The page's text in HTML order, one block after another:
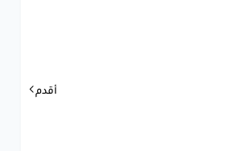
أقدم